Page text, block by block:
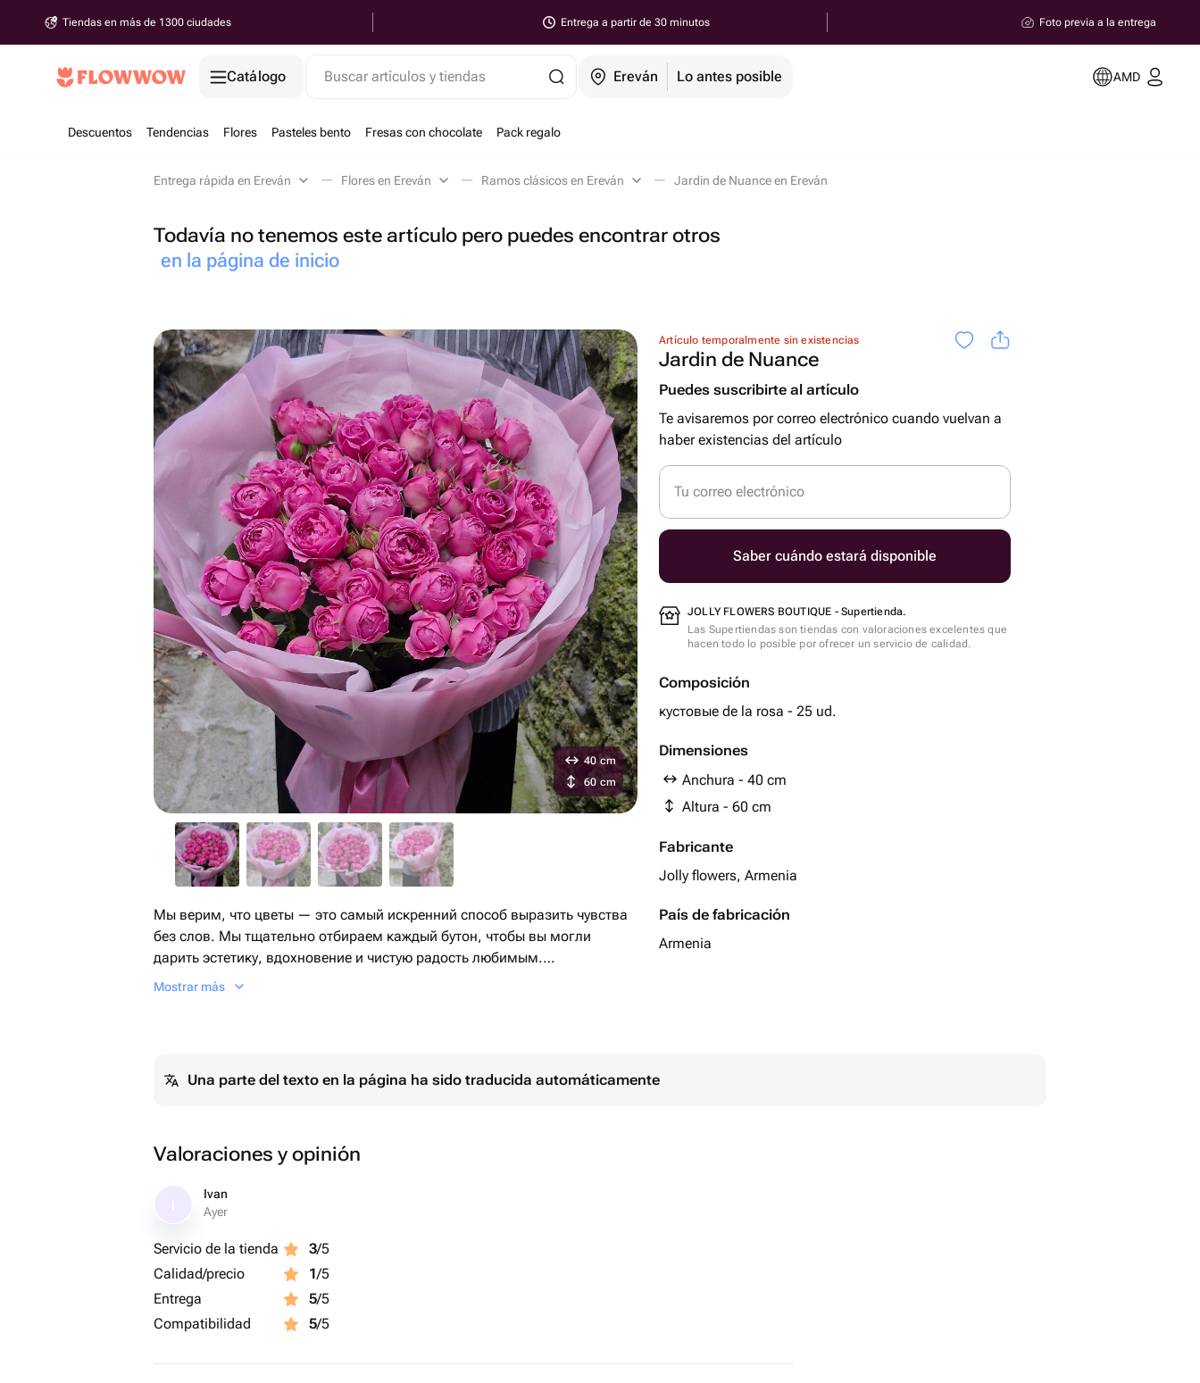
Tiendas en más de 1300 ciudades Entrega a partir de 30 minutos Foto previa a la entrega
Catálogo Buscar artículos y tiendas Ereván Lo antes posible AMD
Descuentos Tendencias Flores Pasteles bento Fresas con chocolate Pack regalo
Entrega rápida en Ereván Flores en Ereván Ramos clásicos en Ereván Jardin de Nuance en Ereván
Todavía no tenemos este artículo pero puedes encontrar otros
en la página de inicio
Artículo temporalmente sin existencias
Jardin de Nuance
Puedes suscribirte al artículo
Te avisaremos por correo electrónico cuando vuelvan a
haber existencias del artículo
Tu correo electrónico
Saber cuándo estará disponible
JOLLY FLOWERS BOUTIQUE - Supertienda.
Las Supertiendas son tiendas con valoraciones excelentes que
hacen todo lo posible por ofrecer un servicio de calidad.
Composición
кустовые de la rosa - 25 ud.
Dimensiones
Anchura - 40 cm
Altura - 60 cm
Fabricante
Jolly flowers, Armenia
País de fabricación
Armenia
40 cm
60 cm
Мы верим, что цветы — это самый искренний способ выразить чувства
без слов. Мы тщательно отбираем каждый бутон, чтобы вы могли
дарить эстетику, вдохновение и чистую радость любимым.
Эксклюзивный дизайн, бережная доставка и безупречный сервис в
Собственное производство и бережная доставка - гарантируем
Mostrar más
Una parte del texto en la página ha sido traducida automáticamente
Valoraciones y opinión
Ivan
Ayer
Servicio de la tienda 3/5
Calidad/precio
1/5
Entrega
5/5
Compatibilidad
5/5